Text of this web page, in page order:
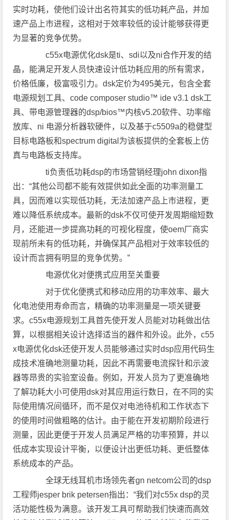
实时功耗，使他们设计出名符其实的低功耗产品，并加
速产品上市进程，这相对于效率较低的设计能够获得更
为显著的竞争优势。
c55x电源优化dsk是ti、sdi以及ni合作开发的结
晶，能满足开发人员快速设计低功耗应用的所有需求，
价格低廉，极富吸引力。dsk定价为495美元，包含全套
电源规划工具、code composer studio™ ide v3.1 dsk工
具、带电源管理器的dsp/bios™内核v5.20软件、功率缩
放库、ni 电源分析器软硬件，以及基于c5509a的稳健型
目标电路板和spectrum digital为该板提供的全套板上仿
真与电路板支持库。
ti负责低功耗dsp的市场营销经理john dixon指
出：“其他公司都不能有效提供如此全面的功率测量工
具，因而难以实现低功耗，无法加速产品上市进程，更
难以降低系统成本。最新的dsk不仅可使开发周期缩短数
月，还能进一步提高功耗的可视化程度，使oem厂商实
现前所未有的低功耗，并确保其产品相对于效率较低的
设计而言拥有明显的竞争优势。”
电源优化对便携式应用至关重要
对于优化便携式和移动应用的功率效率、最大
化电池使用寿命而言，精确的功率测量是一项关键要
求。c55x电源规划工具首先使开发人员能对功耗做出估
算，以根据相关设计选择适当的器件和外设。此外，c55
x电源优化dsk还使开发人员能够通过实时dsp应用代码生
成技术准确地测量功耗，因此不再需要电流探针和示波
器等昂贵的实验室设备。例如，开发人员为了更准确地
了解功耗大小可使用dsk对其应用运行数日，在不同的实
际使用情况间循环，而不是仅对电池待机和工作状态下
的使用时间做粗略的估计。由于能在开发初期阶段进行
测量，因此更便于开发人员满足严格的功率预算，并以
低成本实现设计平衡，以便设计出更低功耗、更低整体
系统成本的产品。
全球无线耳机市场领先者gn netcom公司的dsp
工程师jesper brik petersen指出：“我们对c55x dsp的灵
活功能性极为满意。该开发工具可帮助我们快速而高效